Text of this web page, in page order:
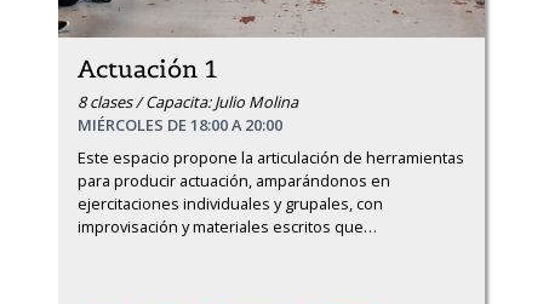
Actuación 1
8 clases / Capacita: Julio Molina
MIÉRCOLES DE 18:00 A 20:00
Este espacio propone la articulación de herramientas
para producir actuación, amparándonos en
ejercitaciones individuales y grupales, con
improvisación y materiales escritos que…